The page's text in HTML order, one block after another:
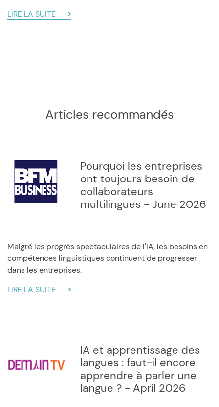
LIRE LA SUITE
Articles recommandés
Pourquoi les entreprises
ont toujours besoin de
collaborateurs
multilingues - June 2026
Malgré les progrès spectaculaires de l'IA, les besoins en
compétences linguistiques continuent de progresser
dans les entreprises.
LIRE LA SUITE
IA et apprentissage des
langues : faut-il encore
apprendre à parler une
langue ? - April 2026